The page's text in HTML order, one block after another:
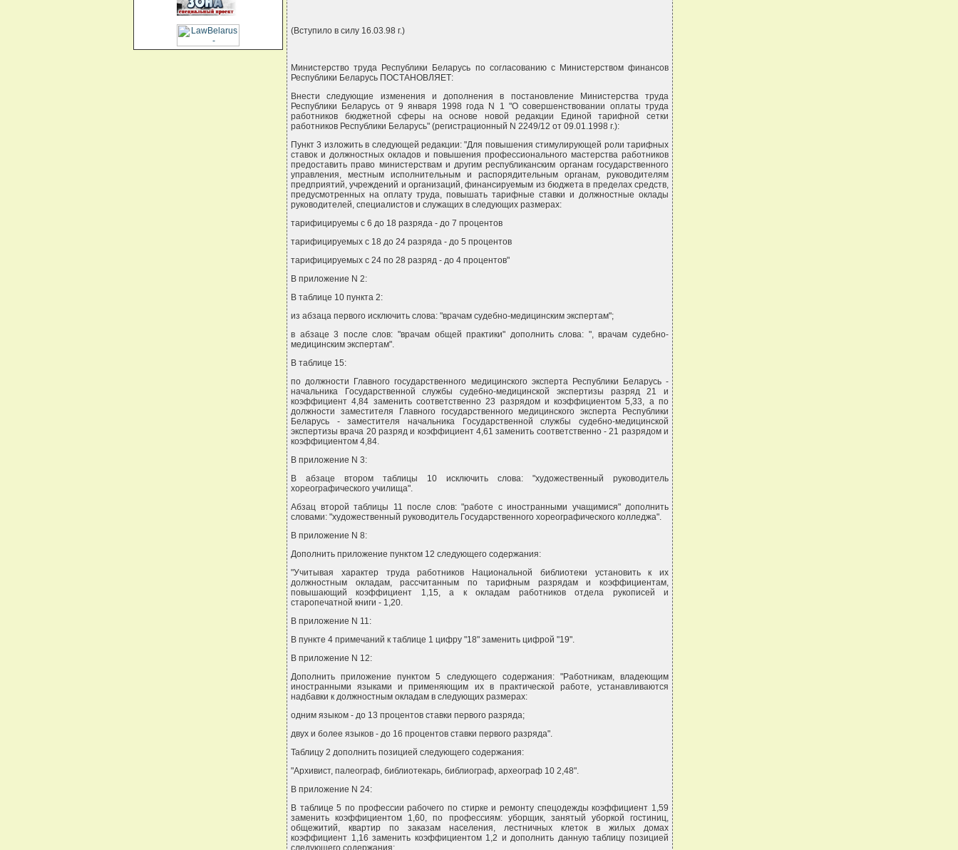
(Вступило в силу 16.03.98 г.)
Министерство труда Республики Беларусь по согласованию с Министерством финансов
Республики Беларусь ПОСТАНОВЛЯЕТ:
Внести следующие изменения и дополнения в постановление Министерства труда
Республики Беларусь от 9 января 1998 года N 1 "О совершенствовании оплаты труда
работников бюджетной сферы на основе новой редакции Единой тарифной сетки
работников Республики Беларусь" (регистрационный N 2249/12 от 09.01.1998 г.):
Пункт 3 изложить в следующей редакции: "Для повышения стимулирующей роли тарифных
ставок и должностных окладов и повышения профессионального мастерства работников
предоставить право министерствам и другим республиканским органам государственного
управления, местным исполнительным и распорядительным органам, руководителям
предприятий, учреждений и организаций, финансируемым из бюджета в пределах средств,
предусмотренных на оплату труда, повышать тарифные ставки и должностные оклады
руководителей, специалистов и служащих в следующих размерах:
тарифицируемы с 6 до 18 разряда - до 7 процентов
тарифицируемых с 18 до 24 разряда - до 5 процентов
тарифицируемых с 24 по 28 разряд - до 4 процентов"
В приложение N 2:
В таблице 10 пункта 2:
из абзаца первого исключить слова: "врачам судебно-медицинским экспертам";
в абзаце 3 после слов: "врачам общей практики" дополнить слова: ", врачам судебно-
медицинским экспертам".
В таблице 15:
по должности Главного государственного медицинского эксперта Республики Беларусь -
начальника Государственной службы судебно-медицинской экспертизы разряд 21 и
коэффициент 4,84 заменить соответственно 23 разрядом и коэффициентом 5,33, а по
должности заместителя Главного государственного медицинского эксперта Республики
Беларусь - заместителя начальника Государственной службы судебно-медицинской
экспертизы врача 20 разряд и коэффициент 4,61 заменить соответственно - 21 разрядом и
коэффициентом 4,84.
В приложение N 3:
В абзаце втором таблицы 10 исключить слова: "художественный руководитель
хореографического училища".
Абзац второй таблицы 11 после слов: "работе с иностранными учащимися" дополнить
словами: "художественный руководитель Государственного хореографического колледжа".
В приложение N 8:
Дополнить приложение пунктом 12 следующего содержания:
"Учитывая характер труда работников Национальной библиотеки установить к их
должностным окладам, рассчитанным по тарифным разрядам и коэффициентам,
повышающий коэффициент 1,15, а к окладам работников отдела рукописей и
старопечатной книги - 1,20.
В приложение N 11:
В пункте 4 примечаний к таблице 1 цифру "18" заменить цифрой "19".
В приложение N 12:
Дополнить приложение пунктом 5 следующего содержания: "Работникам, владеющим
иностранными языками и применяющим их в практической работе, устанавливаются
надбавки к должностным окладам в следующих размерах:
одним языком - до 13 процентов ставки первого разряда;
двух и более языков - до 16 процентов ставки первого разряда".
Таблицу 2 дополнить позицией следующего содержания:
"Архивист, палеограф, библиотекарь, библиограф, археограф 10 2,48".
В приложение N 24:
В таблице 5 по профессии рабочего по стирке и ремонту спецодежды коэффициент 1,59
заменить коэффициентом 1,60, по профессиям: уборщик, занятый уборкой гостиниц,
общежитий, квартир по заказам населения, лестничных клеток в жилых домах
коэффициент 1,16 заменить коэффициентом 1,2 и дополнить данную таблицу позицией
следующего содержания: